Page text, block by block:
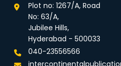
Plot no: 1267/A, Road
No: 63/A,
Jubilee Hills,
Hyderabad - 500033
040-23556566